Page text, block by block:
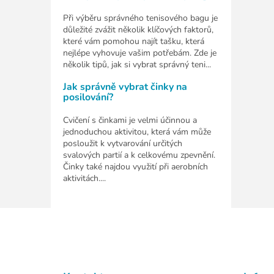
Při výběru správného tenisového bagu je
důležité zvážit několik klíčových faktorů,
které vám pomohou najít tašku, která
nejlépe vyhovuje vašim potřebám. Zde je
několik tipů, jak si vybrat správný teni...
Jak správně vybrat činky na
posilování?
Cvičení s činkami je velmi účinnou a
jednoduchou aktivitou, která vám může
posloužit k vytvarování určitých
svalových partií a k celkovému zpevnění.
Činky také najdou využití při aerobních
aktivitách....